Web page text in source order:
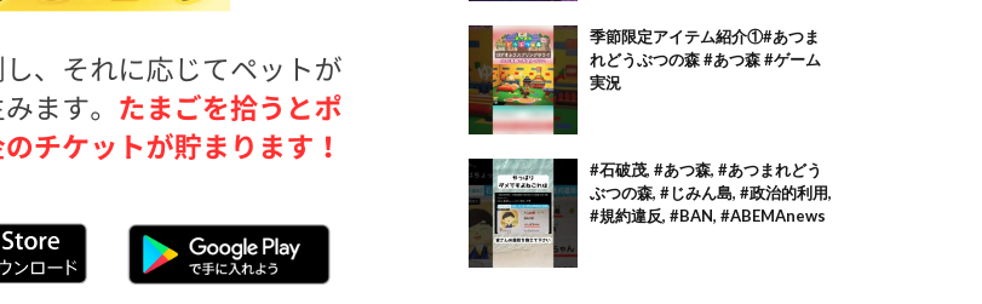
季節限定アイテム紹介①#あつま
れどうぶつの森 #あつ森 #ゲーム
実況
#石破茂, #あつ森, #あつまれどう
ぶつの森, #じみん島, #政治的利用,
#規約違反, #BAN, #ABEMAnews